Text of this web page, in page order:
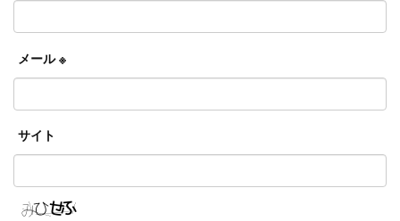
メール※
サイト